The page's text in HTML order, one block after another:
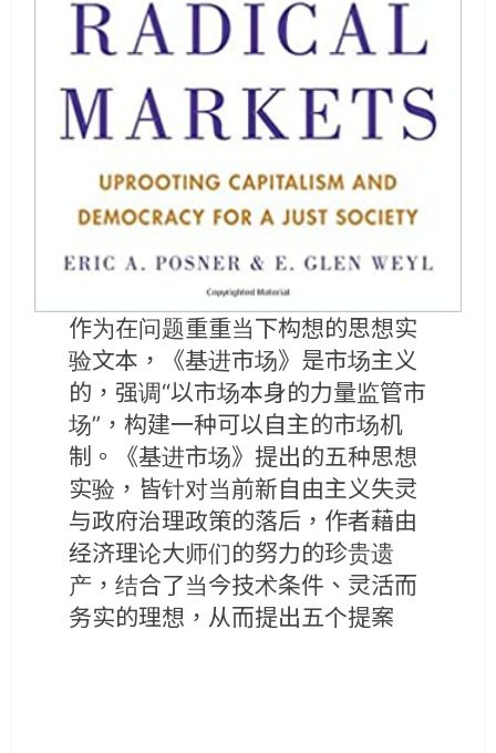
作为在问题重重当下构想的思想实
验文本，《基进市场》是市场主义
的，强调“以市场本身的力量监管市
场”，构建一种可以自主的市场机
制。《基进市场》提出的五种思想
实验，皆针对当前新自由主义失灵
与政府治理政策的落后，作者藉由
经济理论大师们的努力的珍贵遗
产，结合了当今技术条件、灵活而
务实的理想，从而提出五个提案